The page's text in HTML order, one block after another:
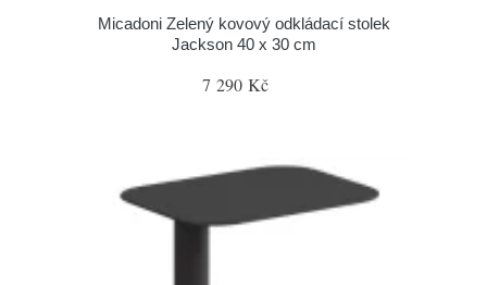
Micadoni Zelený kovový odkládací stolek
Jackson 40 x 30 cm
7 290 Kč